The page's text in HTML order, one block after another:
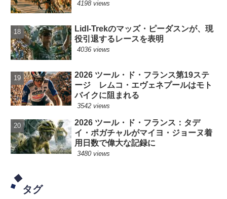
4198 views
Lidl-Trekのマッズ・ピーダスンが、現
役引退するレースを表明
4036 views
2026 ツール・ド・フランス第19ステ
ージ レムコ・エヴェネプールはモト
バイクに阻まれる
3542 views
2026 ツール・ド・フランス：タデ
イ・ポガチャルがマイヨ・ジョーヌ着
用日数で偉大な記録に
3480 views
タグ